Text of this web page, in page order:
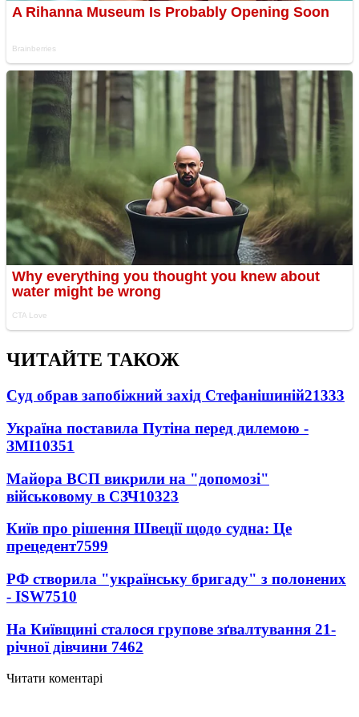
ЧИТАЙТЕ ТАКОЖ
Суд обрав запобіжний захід Стефанішиній21333
Україна поставила Путіна перед дилемою -
ЗМІ10351
Майора ВСП викрили на "допомозі"
військовому в СЗЧ10323
Київ про рішення Швеції щодо судна: Це
прецедент7599
РФ створила "українську бригаду" з полонених
- ISW7510
На Київщині сталося групове зґвалтування 21-
річної дівчини 7462
Читати коментарі